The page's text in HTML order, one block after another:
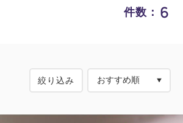
件数： 6
絞り込み